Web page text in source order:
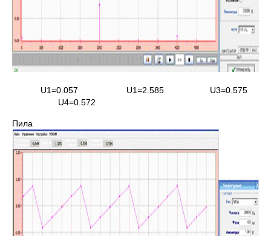
U1=0.057 U1=2.585 U3=0.575
U4=0.572
Пила